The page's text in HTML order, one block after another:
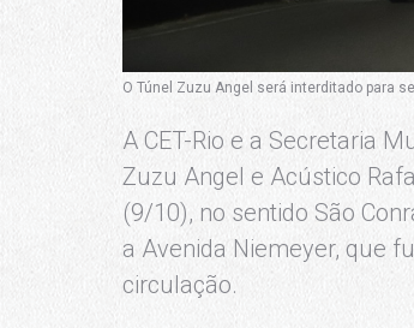
O Túnel Zuzu Angel será interditado para
A CET-Rio e a Secretaria
Zuzu Angel e Acústico
(9/10), no sentido São
a Avenida Niemeyer, que
circulação.